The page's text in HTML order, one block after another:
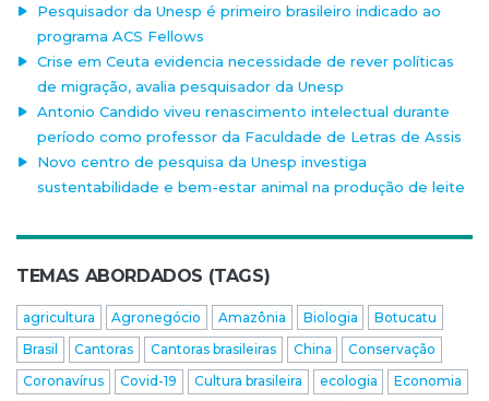
Pesquisador da Unesp é primeiro brasileiro indicado ao
programa ACS Fellows
Crise em Ceuta evidencia necessidade de rever políticas
de migração, avalia pesquisador da Unesp
Antonio Candido viveu renascimento intelectual durante
período como professor da Faculdade de Letras de Assis
Novo centro de pesquisa da Unesp investiga
sustentabilidade e bem-estar animal na produção de leite
TEMAS ABORDADOS (TAGS)
agricultura Agronegócio Amazônia Biologia
Botucatu
Brasil
Cantoras Cantoras brasileiras China
Conservação
Coronavírus
Covid-19 Cultura brasileira ecologia
Economia